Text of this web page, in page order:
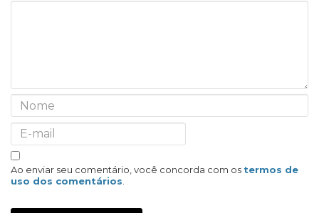
Ao enviar seu comentário, você concorda com os termos de
uso dos comentários.